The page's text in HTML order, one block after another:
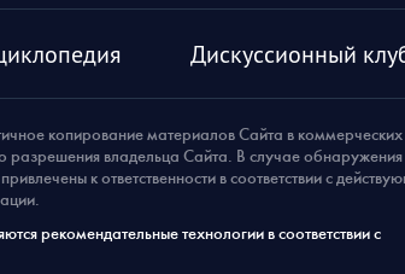
Дискуссионный
копирование материалов Сайта в коммерческих
разрешения владельца Сайта. В случае обнаружения
к ответственности в соответствии с
рекомендательные технологии в соответствии с